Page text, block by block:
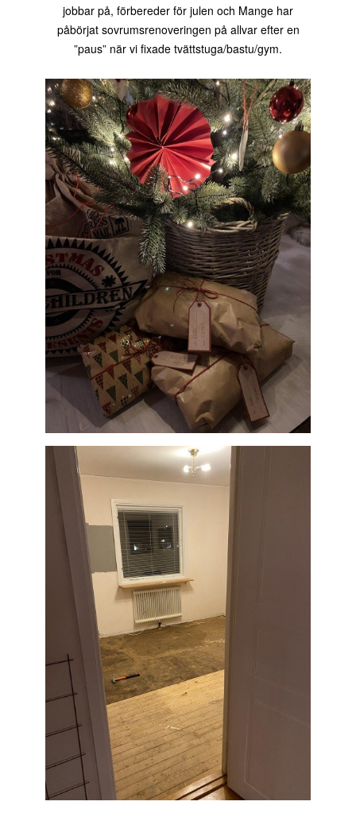
jobbar på, förbereder för julen och Mange har
påbörjat sovrumsrenoveringen på allvar efter en
”paus” när vi fixade tvättstuga/bastu/gym.